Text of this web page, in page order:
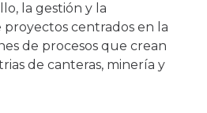
la gestión y la
centrados en la
de procesos que crean
de canteras, minería y